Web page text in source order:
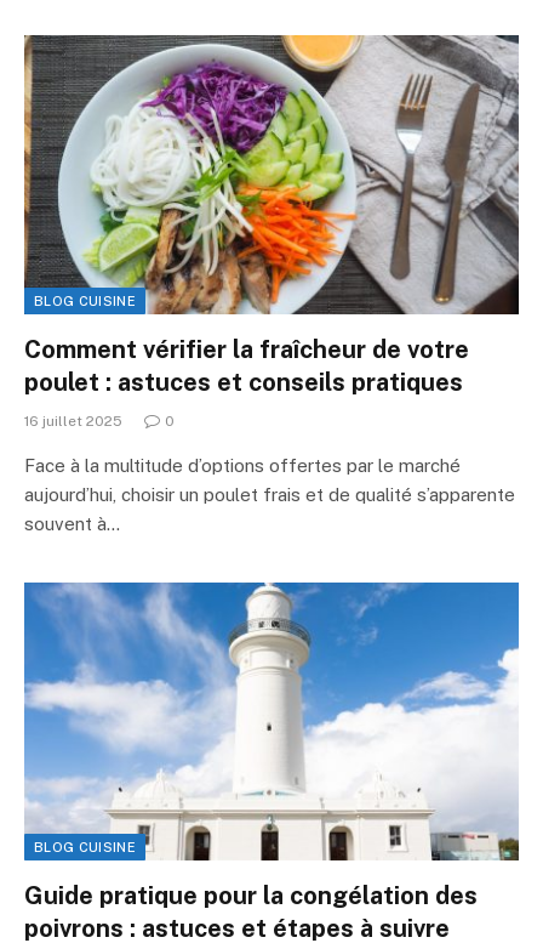
BLOG CUISINE
Comment vérifier la fraîcheur de votre
poulet : astuces et conseils pratiques
16 juillet 2025 0
Face à la multitude d’options offertes par le marché
aujourd’hui, choisir un poulet frais et de qualité s’apparente
souvent à…
BLOG CUISINE
Guide pratique pour la congélation des
poivrons : astuces et étapes à suivre